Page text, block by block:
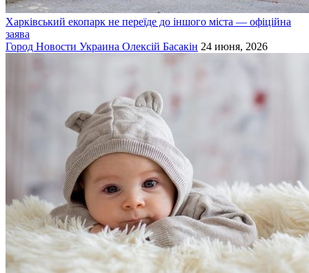
Харківський екопарк не переїде до іншого міста — офіційна
заява
Город Новости Украина Олексій Басакін 24 июня, 2026